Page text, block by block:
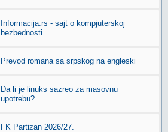
Informacija.rs - sajt o kompjuterskoj
bezbednosti
Prevod romana sa srpskog na engleski
Da li je linuks sazreo za masovnu
upotrebu?
FK Partizan 2026/27.